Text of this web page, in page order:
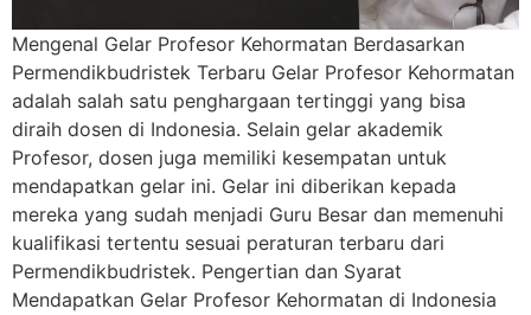
Mengenal Gelar Profesor Kehormatan Berdasarkan
Permendikbudristek Terbaru Gelar Profesor Kehormatan
adalah salah satu penghargaan tertinggi yang bisa
diraih dosen di Indonesia. Selain gelar akademik
Profesor, dosen juga memiliki kesempatan untuk
mendapatkan gelar ini. Gelar ini diberikan kepada
mereka yang sudah menjadi Guru Besar dan memenuhi
kualifikasi tertentu sesuai peraturan terbaru dari
Permendikbudristek. Pengertian dan Syarat
Mendapatkan Gelar Profesor Kehormatan di Indonesia